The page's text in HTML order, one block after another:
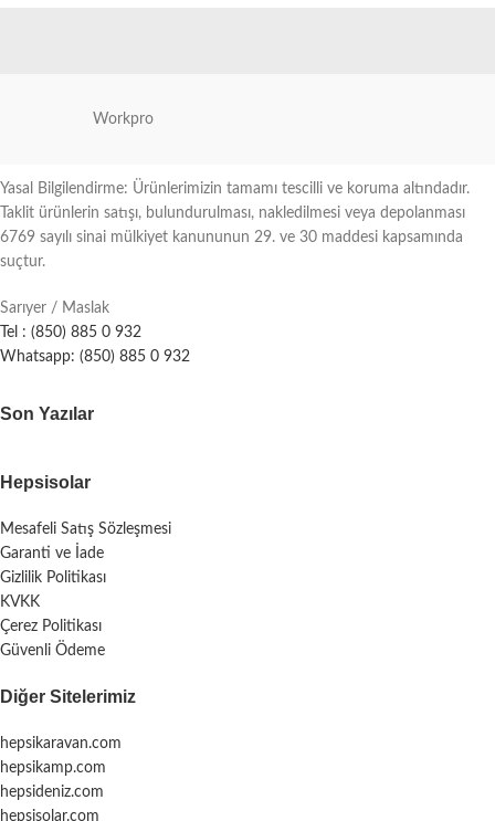
Workpro
Yasal Bilgilendirme: Ürünlerimizin tamamı tescilli ve koruma altındadır.
Taklit ürünlerin satışı, bulundurulması, nakledilmesi veya depolanması
6769 sayılı sinai mülkiyet kanununun 29. ve 30 maddesi kapsamında
suçtur.
Sarıyer / Maslak
Tel : (850) 885 0 932
Whatsapp: (850) 885 0 932
Son Yazılar
Hepsisolar
Mesafeli Satış Sözleşmesi
Garanti ve İade
Gizlilik Politikası
KVKK
Çerez Politikası
Güvenli Ödeme
Diğer Sitelerimiz
hepsikaravan.com
hepsikamp.com
hepsideniz.com
hepsisolar.com